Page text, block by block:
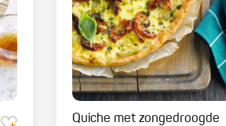
Quiche met zongedroogde